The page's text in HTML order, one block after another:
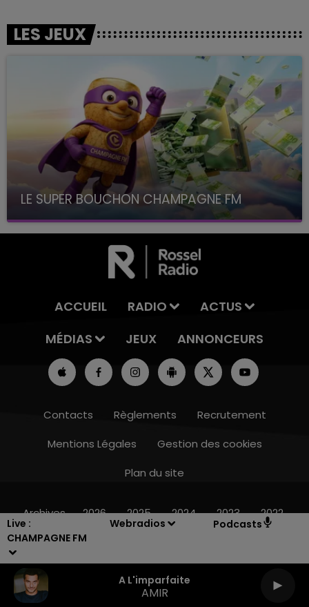
Live :
CHAMPAGNE FM
Webradios Podcasts
A L'imparfaite
AMIR
15h00 - 19h00
LES JEUX
LE SUPER BOUCHON CHAMPAGNE FM
avec La Famille Champagne FM, à 8H10
ACCUEIL RADIO
ACTUS
MÉDIAS
JEUX ANNONCEURS
Contacts Règlements
Recrutement
Mentions Légales
Gestion des cookies
Plan du site
Archives 2026 2025 2024 2023 2022